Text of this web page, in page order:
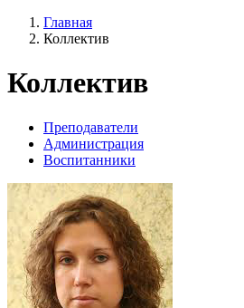
Главная
Коллектив
Коллектив
Преподаватели
Администрация
Воспитанники